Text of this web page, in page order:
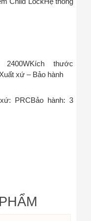
Kích thước
Xuất xứ – Bảo hành
PRCBảo hành: 3